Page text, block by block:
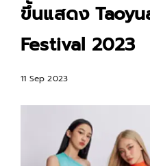
ขึ้นแสดง
Festival 2023
11 Sep 2023